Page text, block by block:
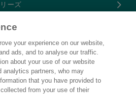
ーズ
動画
your experience on our website,
ads, and to analyse our traffic.
about your use of our website
analytics partners, who may
that you have provided to
from your use of their